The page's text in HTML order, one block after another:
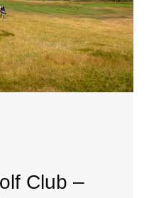
Club –